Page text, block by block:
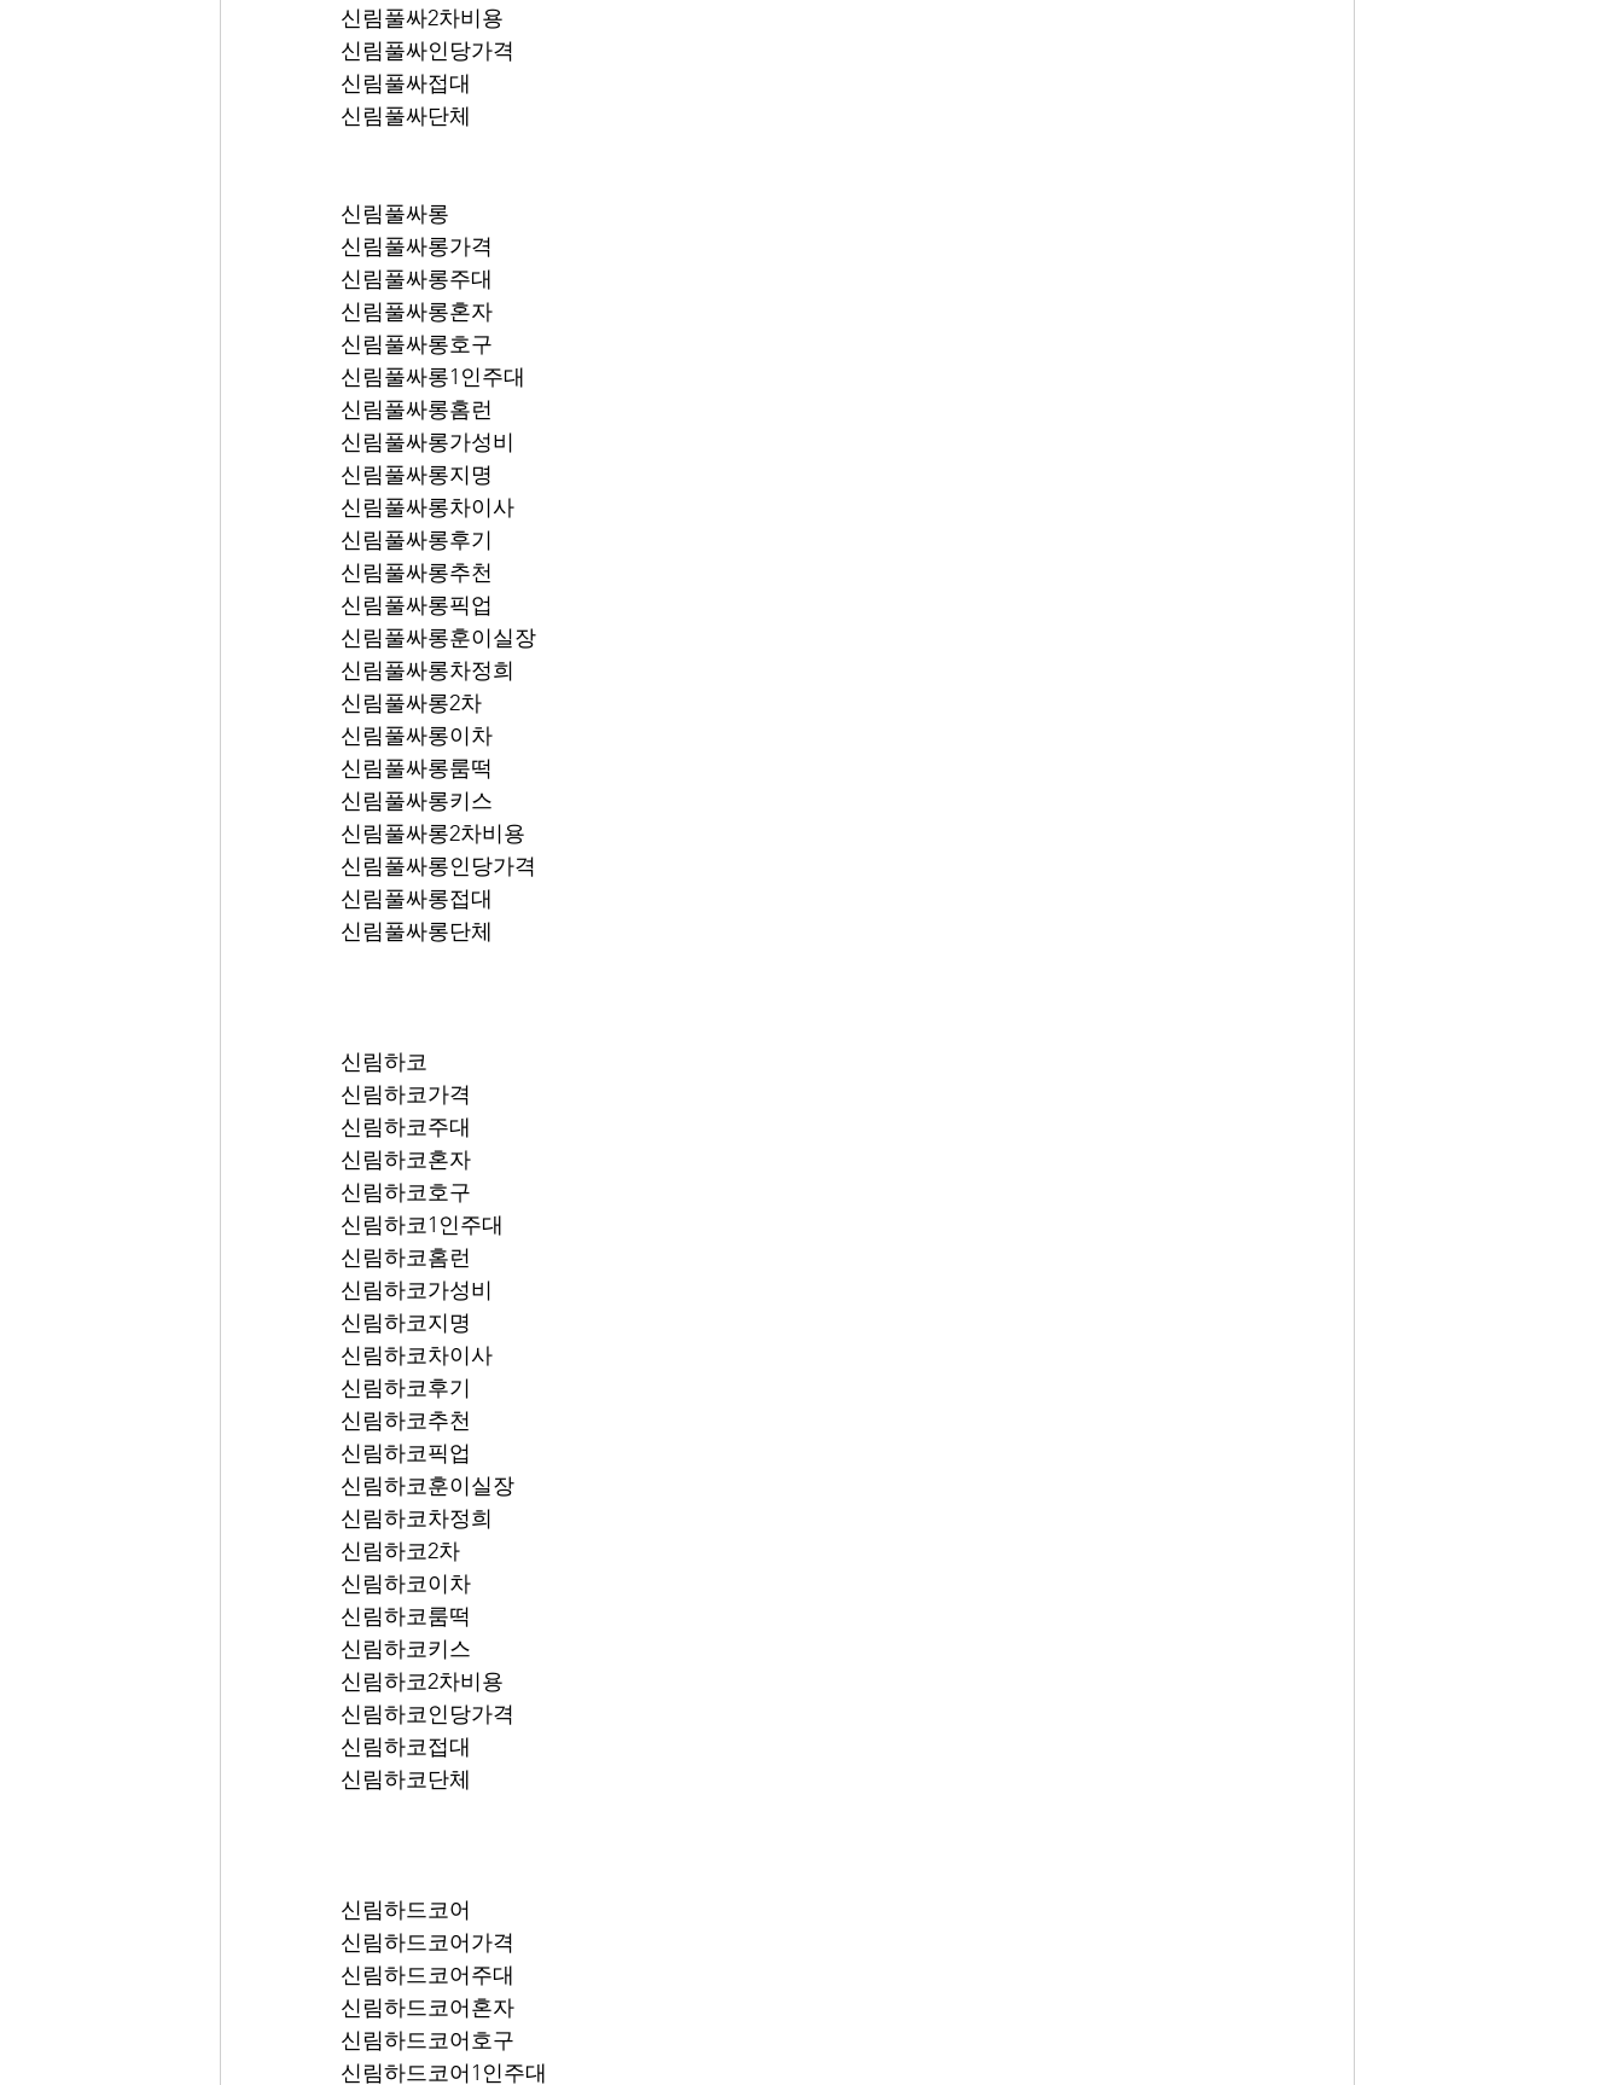
신림풀싸2차비용
신림풀싸인당가격
신림풀싸접대
신림풀싸단체
신림풀싸롱
신림풀싸롱가격
신림풀싸롱주대
신림풀싸롱혼자
신림풀싸롱호구
신림풀싸롱1인주대
신림풀싸롱홈런
신림풀싸롱가성비
신림풀싸롱지명
신림풀싸롱차이사
신림풀싸롱후기
신림풀싸롱추천
신림풀싸롱훈이실장
신림풀싸롱차정희
신림풀싸롱2차
신림풀싸롱이차
신림풀싸롱룸떡
신림풀싸롱키스
신림풀싸롱2차비용
신림풀싸롱인당가격
신림풀싸롱접대
신림풀싸롱단체
신림하코
신림하코가격
신림하코주대
신림하코혼자
신림하코호구
신림하코1인주대
신림하코홈런
신림하코가성비
신림하코지명
신림하코차이사
신림하코후기
신림하코추천
신림하코훈이실장
신림하코차정희
신림하코2차
신림하코이차
신림하코룸떡
신림하코키스
신림하코2차비용
신림하코인당가격
신림하코접대
신림하코단체
신림하드코어
신림하드코어가격
신림하드코어주대
신림하드코어혼자
신림하드코어호구
신림하드코어1인주대